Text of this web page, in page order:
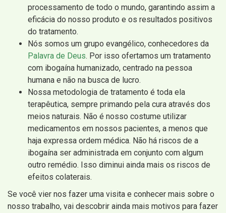
processamento de todo o mundo, garantindo assim a
eficácia do nosso produto e os resultados positivos
do tratamento.
Nós somos um grupo evangélico, conhecedores da
Palavra de Deus. Por isso ofertamos um tratamento
com ibogaína humanizado, centrado na pessoa
humana e não na busca de lucro.
Nossa metodologia de tratamento é toda ela
terapêutica, sempre primando pela cura através dos
meios naturais. Não é nosso costume utilizar
medicamentos em nossos pacientes, a menos que
haja expressa ordem médica. Não há riscos de a
ibogaína ser administrada em conjunto com algum
outro remédio. Isso diminui ainda mais os riscos de
efeitos colaterais.
Se você vier nos fazer uma visita e conhecer mais sobre o
nosso trabalho, vai descobrir ainda mais motivos para fazer